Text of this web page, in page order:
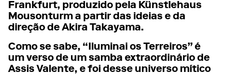
Frankfurt, produzido pela Künstlehaus
Mousonturm a partir das ideias e da
direção de Akira Takayama.
Como se sabe, “Iluminai os Terreiros” é
um verso de um samba extraordinário de
Assis Valente, e foi desse universo mítico